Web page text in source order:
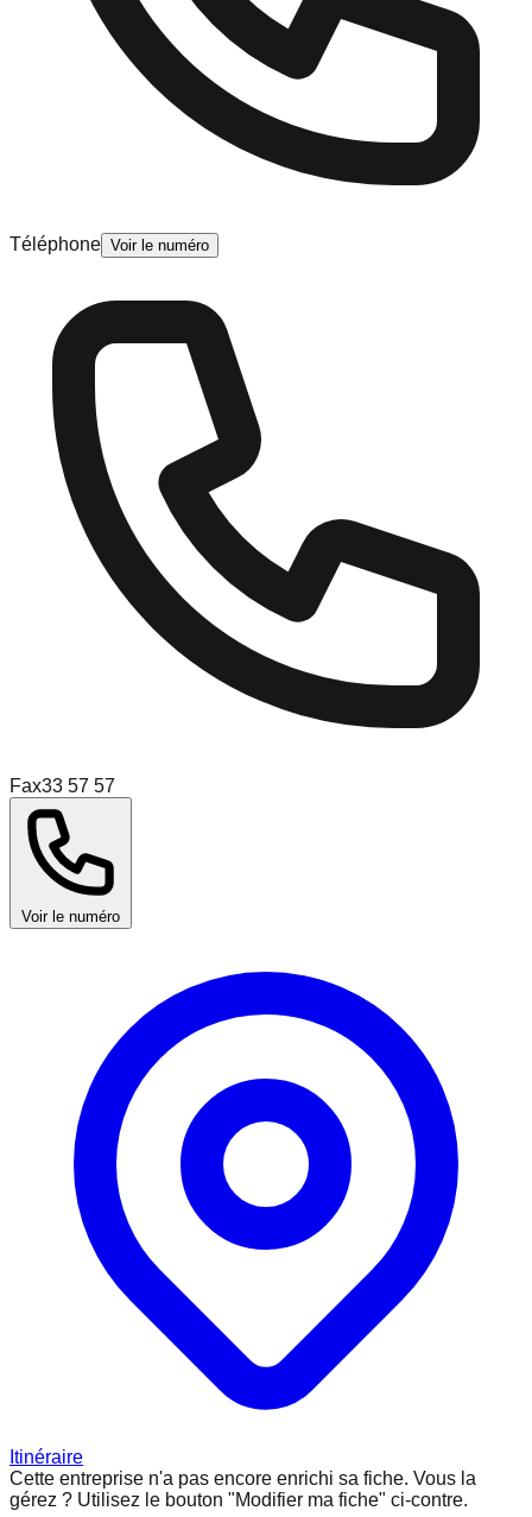
Téléphone Voir le numéro
Fax33 57 57
Voir le numéro
Itinéraire
Cette entreprise n'a pas encore enrichi sa fiche. Vous la
gérez ? Utilisez le bouton "Modifier ma fiche" ci-contre.